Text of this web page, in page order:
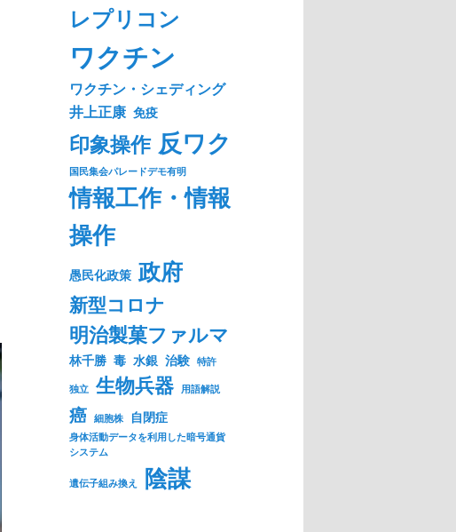
レプリコン
ワクチン
ワクチン・シェディング
井上正康 免疫
印象操作 反ワク
国民集会パレードデモ有明
情報工作・情報
操作
愚民化政策 政府
新型コロナ
明治製菓ファルマ
林千勝 毒 水銀 治験 特許
独立 生物兵器 用語解説
癌 細胞株 自閉症
身体活動データを利用した暗号通貨
システム
遺伝子組み換え 陰謀